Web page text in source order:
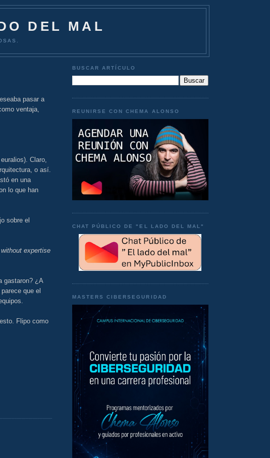
DEL MAL
pasar a
ventaja,
Claro,
o así.
en una
lo que han
sobre el
expertise
gastaron? ¿A
que el
Flipo como
BUSCAR ARTÍCULO
REUNIRSE CON CHEMA ALONSO
CHAT PÚBLICO DE "EL LADO DEL MAL"
MASTERS CIBERSEGURIDAD